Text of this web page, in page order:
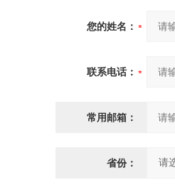
您的姓名：
联系电话：
常用邮箱：
省份：